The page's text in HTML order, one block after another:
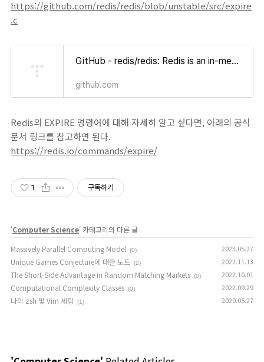
https://github.com/redis/redis/blob/unstable/src/expire
.c
GitHub - redis/redis: Redis is an in-memory database that persists on disk. The data model is key-value, but many different kind
github.com
Redis의 EXPIRE 명령어에 대해 자세히 알고 싶다면, 아래의 공식
문서 링크를 참고하면 된다.
https://redis.io/commands/expire/
1 구독하기
'Computer Science' 카테고리의 다른 글
Massively Parallel Computing Model
(0) 2023.05.27
Unique Games Conjecture에 대한 노트 (2) 2022.11.13
The Short-Side Advantage in Random Matching Markets (0) 2022.10.01
Computational Complexity Classes (0) 2022.09.29
나의 zsh 및 Vim 세팅 (1) 2020.05.27